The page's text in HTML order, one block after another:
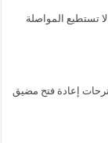
تستطيع المواصلة
إعادة فتح مضيق